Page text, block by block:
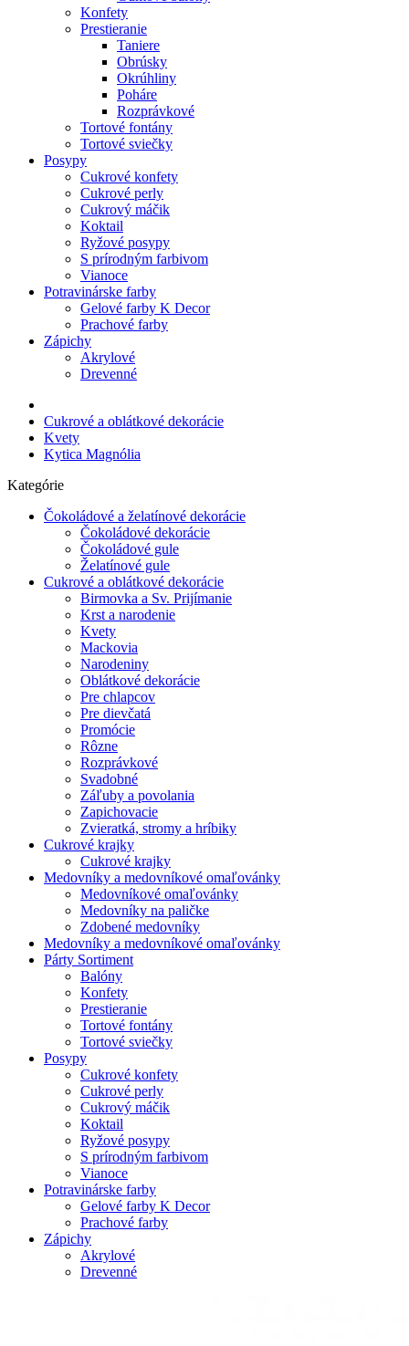
Konfety
Prestieranie
Taniere
Obrúsky
Okrúhliny
Poháre
Rozprávkové
Tortové fontány
Tortové sviečky
Posypy
Cukrové konfety
Cukrové perly
Cukrový máčik
Koktail
Ryžové posypy
S prírodným farbivom
Vianoce
Potravinárske farby
Gelové farby K Decor
Prachové farby
Zápichy
Akrylové
Drevenné
Cukrové a oblátkové dekorácie
Kvety
Kytica Magnólia
Kategórie
Čokoládové a želatínové dekorácie
Čokoládové dekorácie
Čokoládové gule
Želatínové gule
Cukrové a oblátkové dekorácie
Birmovka a Sv. Prijímanie
Krst a narodenie
Kvety
Mackovia
Narodeniny
Oblátkové dekorácie
Pre chlapcov
Pre dievčatá
Promócie
Rôzne
Rozprávkové
Svadobné
Záľuby a povolania
Zapichovacie
Zvieratká, stromy a hríbiky
Cukrové krajky
Cukrové krajky
Medovníky a medovníkové omaľovánky
Medovníkové omaľovánky
Medovníky na paličke
Zdobené medovníky
Medovníky a medovníkové omaľovánky
Párty Sortiment
Balóny
Konfety
Prestieranie
Tortové fontány
Tortové sviečky
Posypy
Cukrové konfety
Cukrové perly
Cukrový máčik
Koktail
Ryžové posypy
S prírodným farbivom
Vianoce
Potravinárske farby
Gelové farby K Decor
Prachové farby
Zápichy
Akrylové
Drevenné